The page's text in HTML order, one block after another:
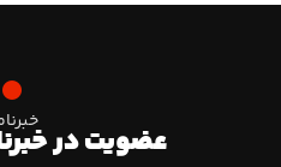
عضویت در